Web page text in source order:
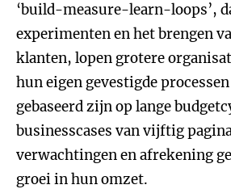
‘build-measure-learn-loops’,
experimenten en het brengen
klanten, lopen grotere
hun eigen gevestigde
gebaseerd zijn op lange
businesscases van vijftig
verwachtingen en afrekening
groei in hun omzet.